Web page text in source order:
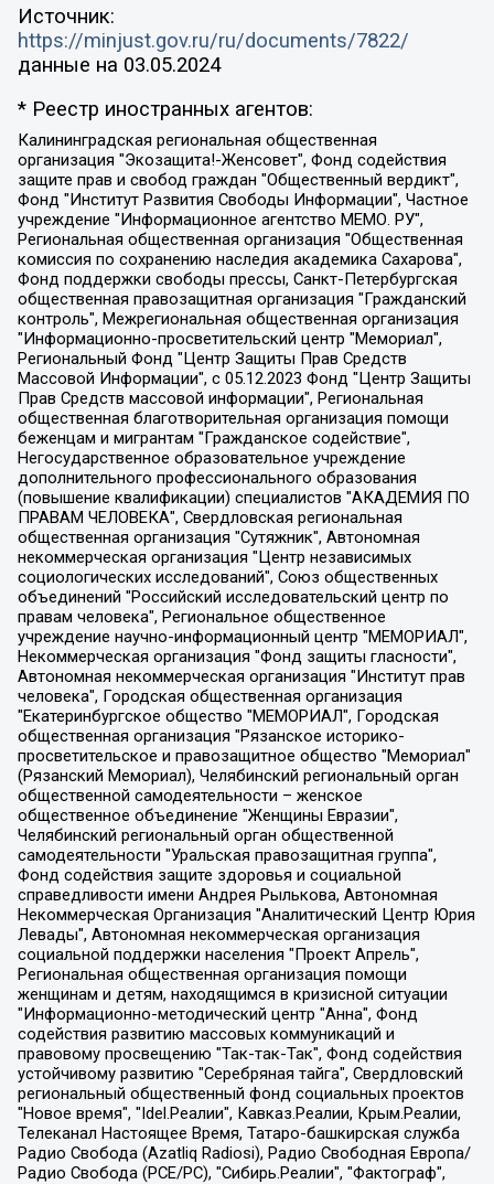
Источник:
https://minjust.gov.ru/ru/documents/7822/
данные на 03.05.2024
* Реестр иностранных агентов:
Калининградская региональная общественная организация "Экозащита!-Женсовет", Фонд содействия защите прав и свобод граждан "Общественный вердикт", Фонд "Институт Развития Свободы Информации", Частное учреждение "Информационное агентство МЕМО. РУ", Региональная общественная организация "Общественная комиссия по сохранению наследия академика Сахарова", Фонд поддержки свободы прессы, Санкт-Петербургская общественная правозащитная организация "Гражданский контроль", Межрегиональная общественная организация "Информационно-просветительский центр "Мемориал", Региональный Фонд "Центр Защиты Прав Средств Массовой Информации", с 05.12.2023 Фонд "Центр Защиты Прав Средств массовой информации", Региональная общественная благотворительная организация помощи беженцам и мигрантам "Гражданское содействие", Негосударственное образовательное учреждение дополнительного профессионального образования (повышение квалификации) специалистов "АКАДЕМИЯ ПО ПРАВАМ ЧЕЛОВЕКА", Свердловская региональная общественная организация "Сутяжник", Автономная некоммерческая организация "Центр независимых социологических исследований", Союз общественных объединений "Российский исследовательский центр по правам человека", Региональное общественное учреждение научно-информационный центр "МЕМОРИАЛ", Некоммерческая организация "Фонд защиты гласности", Автономная некоммерческая организация "Институт прав человека", Городская общественная организация "Екатеринбургское общество "МЕМОРИАЛ", Городская общественная организация "Рязанское историко-просветительское и правозащитное общество "Мемориал" (Рязанский Мемориал), Челябинский региональный орган общественной самодеятельности – женское общественное объединение "Женщины Евразии", Челябинский региональный орган общественной самодеятельности "Уральская правозащитная группа", Фонд содействия защите здоровья и социальной справедливости имени Андрея Рылькова, Автономная Некоммерческая Организация "Аналитический Центр Юрия Левады", Автономная некоммерческая организация социальной поддержки населения "Проект Апрель", Региональная общественная организация помощи женщинам и детям, находящимся в кризисной ситуации "Информационно-методический центр "Анна", Фонд содействия развитию массовых коммуникаций и правовому просвещению "Так-так-Так", Фонд содействия устойчивому развитию "Серебряная тайга", Свердловский региональный общественный фонд социальных проектов "Новое время", "Idel.Реалии", Кавказ.Реалии, Крым.Реалии, Телеканал Настоящее Время, Татаро-башкирская служба Радио Свобода (Azatliq Radiosi), Радио Свободная Европа/Радио Свобода (PCE/PC), "Сибирь.Реалии", "Фактограф", Благотворительный фонд помощи осужденным и их семьям, Автономная некоммерческая организация "Институт глобализации и социальных движений", Фонд "В защиту прав заключенных", Частное учреждение "Центр поддержки и содействия развитию средств массовой информации", Пензенский региональный общественный благотворительный фонд "Гражданский союз", "Север.Реалии", Некоммерческая организация Фонд "Правовая инициатива", Общество с ограниченной ответственностью "Радио Свободная Европа/Радио Свобода", Чешское информационное агентство "MEDIUM-ORIENT", Красноярская региональная общественная организация "Мы против СПИДа", Камалягин Денис Николаевич, Маркелов Сергей Евгеньевич, Пономарев Лев Александрович, Савицкая Людмила Алексеевна, Автономная некоммерческая организация "Центр по работе с проблемой насилия "НАСИЛИЮ.НЕТ", Межрегиональный профессиональный союз работников здравоохранения "Альянс врачей", Юридическое лицо, зарегистрированное в Латвийской Республике, SIA "Medusa Project" (регистрационный номер 40103797863, дата регистрации 10.06.2014), Некоммерческая организация "Фонд по борьбе с коррупцией", Автономная некоммерческая организация "Институт права и публичной политики", Баданин Роман Сергеевич, Гликин Максим Александрович, Железнова Мария Михайловна, Лукьянова Юлия Сергеевна, Маетная Елизавета Витальевна, Маняхин Петр Борисович, Чуракова Ольга Владимировна, Ярош Юлия Петровна, Юридическое лицо "The Insider SIA", зарегистрированное в Риге, Латвийская Республика (дата регистрации 26.06.2015), являющееся администратором доменного имени интернет-издания "The Insider SIA", https://theins.ru, Постернак Алексей Евгеньевич, Рубин Михаил Аркадьевич, Анин Роман Александрович, Юридическое лицо Istories fonds, зарегистрированное в Латвийской Республике (регистрационный номер 50008295751, дата регистрации 24.02.2020), Великовский Дмитрий Александрович, Долинина Ирина Николаевна, Мароховская Алеся Алексеевна, Шлейнов Роман Юрьевич, Шмагун Олеся Валентиновна, Общество с ограниченной ответственностью "Альтаир 2021", Общество с ограниченной ответственностью "Вега 2021", Общество с ограниченной ответственностью "Главный редактор 2021", Общество с ограниченной ответственностью "Ромашки монолит", Важенков Артем Валерьевич, Ивановская областная общественная организация "Центр гендерных исследований", Гурман Юрий Альбертович, Медиапроект "ОВД-Инфо", Егоров Владимир Владимирович, Жилинский Владимир Александрович, Общество с ограниченной ответственностью "ЗП", Иванова София Юрьевна, Карезина Инна Павловна, Кильтау Екатерина Викторовна, Петров Алексей Викторович, Пискунов Сергей Евгеньевич, Смирнов Сергей Сергеевич, Тихонов Михаил Сергеевич, Общество с ограниченной ответственностью "ЖУРНАЛИСТ-ИНОСТРАННЫЙ АГЕНТ", Арапова Галина Юрьевна, Вольтская Татьяна Анатольевна, Американская компания "Mason G.E.S. Anonymous Foundation" (США), являющаяся владельцем интернет-издания https://mnews.world/, Компания "Stichting Bellingcat", зарегистрированная в Нидерландах (дата регистрации 11.07.2018), Захаров Андрей Вячеславович, Клепиковская Екатерина Дмитриевна, Общество с ограниченной ответственностью "МЕМО", Перл Роман Александрович, Симонов Евгений Алексеевич, Соловьева Елена Анатольевна, Сотников Даниил Владимирович, Сурначева Елизавета Дмитриевна, Автономная некоммерческая организация по защите прав человека и информированию населения "Якутия – Наше Мнение", Общество с ограниченной ответственностью "Москоу диджитал медиа", с 26.01.2023 Общество с ограниченной ответственностью "Чайка Белые сады", Ветошкина Валерия Валерьевна, Заговора Максим Александрович, Межрегиональное общественное движение "Российская ЛГБТ - сеть", Оленичев Максим Владимирович, Павлов Иван Юрьевич, Скворцова Елена Сергеевна, Общество с ограниченной ответственностью "Как бы инагент", Кочетков Игорь Викторович, Общество с ограниченной ответственностью "Честные выборы", Еланчик Олег Александрович, Общество с ограниченной ответственностью "Нобелевский призыв", Гималова Регина Эмилевна, Григорьев Андрей Валерьевич, Григорьева Алина Александровна, Ассоциация по содействию защите прав призывников, альтернативнослужащих и военнослужащих "Правозащитная группа "Гражданин.Армия.Право", Хисамова Регина Фаритовна, Автономная некоммерческая организация по реализации социально-правовых программ "Лилит", Дальневосточное общественное движение "Маяк", Санкт-Петербургская ЛГБТ-инициативная группа "Выход", Инициативная группа ЛГБТ+ "Реверс", Алексеев Андрей Викторович, Бекбулатова Таисия Львовна, Беляев Иван Михайлович, Владыкина Елена Сергеевна, Гельман Марат Александрович, Никульшина Вероника Юрьевна, Толоконникова Надежда Андреевна, Шендерович Виктор Анатольевич, Общество с ограниченной ответственностью "Данное сообщение", Общество с ограниченной ответственностью Издательский дом "Новая глава", Айнбиндер Александра Александровна, Московский комьюнити-центр для ЛГБТ+инициатив, Благотворительный фонд развития филантропии, Deutsche Welle (Германия, Kurt-Schumacher-Strasse 3, 53113 Bonn), Борзунова Мария Михайловна, Воробьев Виктор Викторович, Голубева Анна Львовна, Константинова Алла Михайловна, Малкова Ирина Владимировна, Мурадов Мурад Абдулгалимович, Осетинская Елизавета Николаевна, Понасенков Евгений Николаевич, Ганапольский Матвей Юрьевич, Киселев Евгений Алексеевич, Борухович Ирина Григорьевна, Дремин Иван Тимофеевич, Дубровский Дмитрий Викторович, Красноярская региональная общественная организация поддержки и развития альтернативных образовательных технологий и межкультурных коммуникаций "ИНТЕРРА", Маяковская Екатерина Алексеевна, Фейгин Марк Захарович, Филимонов Андрей Викторович, Дзугкоева Регина Николаевна, Доброхотов Роман Александрович, Дудь Юрий Александрович, Елкин Сергей Владимирович, Кругликов Кирилл Игоревич, Сабунаева Мария Леонидовна, Семенов Алексей Владимирович, Шаинян Карен Багратович, Шульман Екатерина Михайловна, Асафьев Артур Валерьевич, Вахштайн Виктор Семенович, Венедиктов Алексей Алексеевич, Лушникова Екатерина Евгеньевна, Волков Леонид Михайлович, Невзоров Александр Глебович, Пархоменко Сергей Борисович, Сироткин Ярослав Николаевич, Кара-Мурза Владимир Владимирович, Баранова Наталья Владимировна, Гозман Леонид Яковлевич, Кагарлицкий Борис Юльевич, Климарев Михаил Валерьевич, Милов Владимир Станиславович, Автономная некоммерческая организация Краснодарский центр современного искусства "Типография", Моргенштерн Алишер Тагирович, Соболь Любовь Эдуардовна, Общество с ограниченной ответственностью "ЛИЗА НОРМ", Каспаров Гарри Кимович, Ходорковский Михаил Борисович, Общество с ограниченной ответственностью "Апрельские тезисы", Данилович Ирина Брониславовна, Кашин Олег Владимирович, Петров Николай Владимирович, Пивоваров Алексей Владимирович, Соколов Михаил Владимирович, Цветкова Юлия Владимировна, Чичваркин Евгений Александрович, Комитет против пыток/Команда против пыток, Общество с ограниченной ответственностью "Первый научный", Общество с ограниченной ответственностью "Вертолет и ко", Белоцерковская Вероника Борисовна, Кац Максим Евгеньевич, Лазарева Татьяна Юрьевна, Шаведдинов Руслан Табризович, Яшин Илья Валерьевич, Общество с ограниченной ответственностью "Иноагент ААВ", Алешковский Дмитрий Петрович, Альбац Евгения Марковна, Быков Дмитрий Львович, Галямина Юлия Евгеньевна, Лойко Сергей Леонидович, Мартынов Кирилл Константинович, Медведев Сергей Александрович, Крашенинников Федор Геннадиевич, Гордеева Катерина Вл